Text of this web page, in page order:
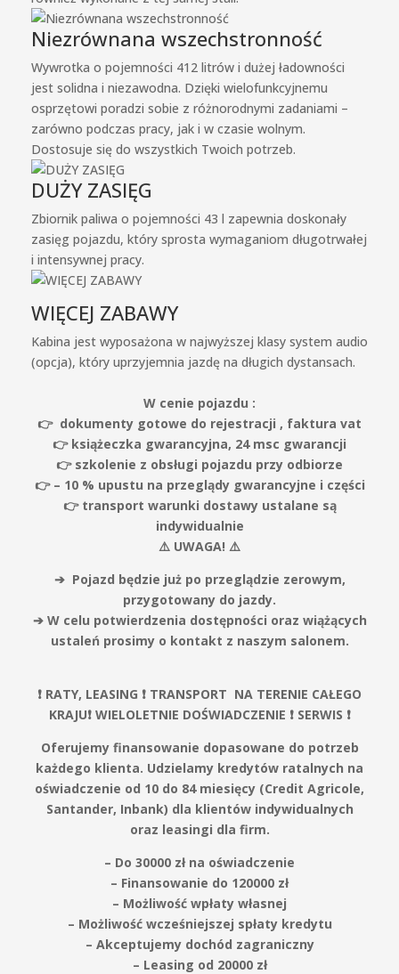
Niezrównana wszechstronność
Wywrotka o pojemności 412 litrów i dużej ładowności
jest solidna i niezawodna. Dzięki wielofunkcyjnemu
osprzętowi poradzi sobie z różnorodnymi zadaniami –
zarówno podczas pracy, jak i w czasie wolnym.
Dostosuje się do wszystkich Twoich potrzeb.
DUŻY ZASIĘG
Zbiornik paliwa o pojemności 43 l zapewnia doskonały
zasięg pojazdu, który sprosta wymaganiom długotrwałej
i intensywnej pracy.
WIĘCEJ ZABAWY
Kabina jest wyposażona w najwyższej klasy system audio
(opcja), który uprzyjemnia jazdę na długich dystansach.
W cenie pojazdu :
👉 dokumenty gotowe do rejestracji , faktura vat
👉 książeczka gwarancyjna, 24 msc gwarancji
👉 szkolenie z obsługi pojazdu przy odbiorze
👉 – 10 % upustu na przeglądy gwarancyjne i części
👉 transport warunki dostawy ustalane są
indywidualnie
⚠️ UWAGA! ⚠️
➔ Pojazd będzie już po przeglądzie zerowym,
przygotowany do jazdy.
➔ W celu potwierdzenia dostępności oraz wiążących
ustaleń prosimy o kontakt z naszym salonem.
❗️ RATY, LEASING ❗️ TRANSPORT NA TERENIE CAŁEGO
KRAJU❗️ WIELOLETNIE DOŚWIADCZENIE ❗️ SERWIS ❗️
Oferujemy finansowanie dopasowane do potrzeb
każdego klienta. Udzielamy kredytów ratalnych na
oświadczenie od 10 do 84 miesięcy (Credit Agricole,
Santander, Inbank) dla klientów indywidualnych
oraz leasingi dla firm.
– Do 30000 zł na oświadczenie
– Finansowanie do 120000 zł
– Możliwość wpłaty własnej
– Możliwość wcześniejszej spłaty kredytu
– Akceptujemy dochód zagraniczny
– Leasing od 20000 zł